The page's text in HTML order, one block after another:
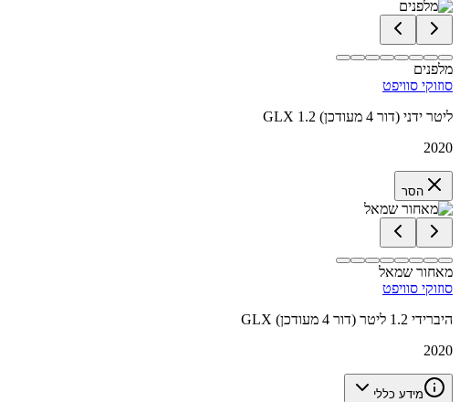
מלפנים
סוזוקי סוויפט
GLX 1.2 ליטר ידני (דור 4 מעודכן)
2020
הסר
מאחור שמאל
סוזוקי סוויפט
GLX היברידי 1.2 ליטר (דור 4 מעודכן)
2020
מידע כללי